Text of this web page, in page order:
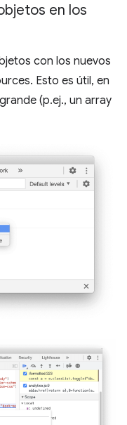
en los
con los nuevos
Esto es útil, en
(p.ej., un array